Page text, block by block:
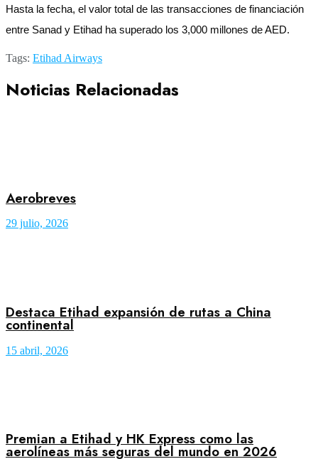
Hasta la fecha, el valor total de las transacciones de financiación
entre Sanad y Etihad ha superado los 3,000 millones de AED.
Tags: Etihad Airways
Noticias Relacionadas
Aerobreves
29 julio, 2026
Destaca Etihad expansión de rutas a China
continental
15 abril, 2026
Premian a Etihad y HK Express como las
aerolíneas más seguras del mundo en 2026